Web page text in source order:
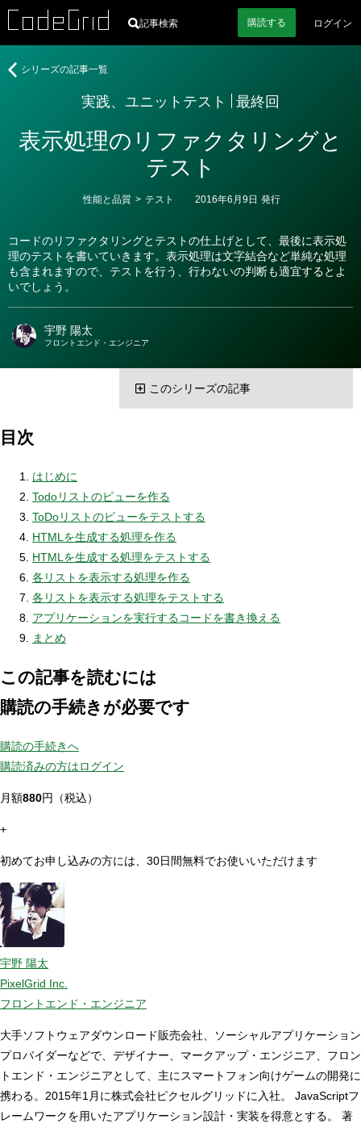
記事検索 購読する ログイン
実践、ユニットテスト 最終回
表示処理のリファクタリングと
テスト
コードのリファクタリングとテストの仕上げとして、最後に表示処
理のテストを書いていきます。表示処理は文字結合など単純な処理
も含まれますので、テストを行う、行わないの判断も適宜するとよ
いでしょう。
カ
ー
性能と品質 > テスト 2016年6月9日 発行
者
宇野 陽太
フロントエンド・エンジニア
実
ッ
ト
シリーズの記事一覧
このシリーズの記事
目次
はじめに
Todoリストのビューを作る
ToDoリストのビューをテストする
HTMLを生成する処理を作る
HTMLを生成する処理をテストする
各リストを表示する処理を作る
各リストを表示する処理をテストする
アプリケーションを実行するコードを書き換える
まとめ
この記事を読むには
購読の手続きが必要です
購読の手続きへ
購読済みの方はログイン
月額880円（税込）
+
初めてお申し込みの方には、30日間無料でお使いいただけます
宇野 陽太
PixelGrid Inc.
フロントエンド・エンジニア
大手ソフトウェアダウンロード販売会社、ソーシャルアプリケーション
プロバイダーなどで、デザイナー、マークアップ・エンジニア、フロン
トエンド・エンジニアとして、主にスマートフォン向けゲームの開発に
携わる。2015年1月に株式会社ピクセルグリッドに入社。 JavaScriptフ
レームワークを用いたアプリケーション設計・実装を得意とする。 著